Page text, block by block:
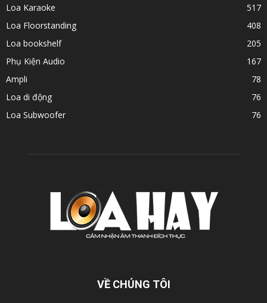
Loa Karaoke
517
Loa Floorstanding
408
Loa bookshelf
205
Phụ Kiện Audio
167
Ampli
78
Loa di động
76
Loa Subwoofer
76
VỀ CHÚNG TÔI